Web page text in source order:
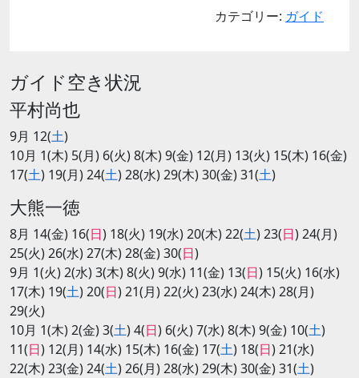
カテゴリー: ガイド
ガイド空き状況
平村尚也
9月 12(土)
10月 1(木) 5(月) 6(火) 8(木) 9(金) 12(月) 13(火) 15(木) 16(金)
17(土) 19(月) 24(土) 28(水) 29(木) 30(金) 31(土)
大熊一徳
8月 14(金) 16(日) 18(火) 19(水) 20(木) 22(土) 23(日) 24(月)
25(火) 26(水) 27(木) 28(金) 30(日)
9月 1(火) 2(水) 3(木) 8(火) 9(水) 11(金) 13(日) 15(火) 16(水)
17(木) 19(土) 20(日) 21(月) 22(火) 23(水) 24(木) 28(月)
29(火)
10月 1(木) 2(金) 3(土) 4(日) 6(火) 7(水) 8(木) 9(金) 10(土)
11(日) 12(月) 14(水) 15(木) 16(金) 17(土) 18(日) 21(水)
22(木) 23(金) 24(土) 26(月) 28(水) 29(木) 30(金) 31(土)